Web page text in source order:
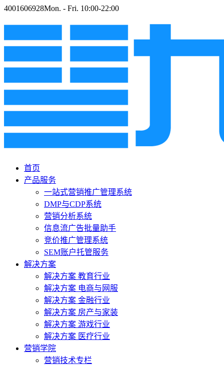
4001606928Mon. - Fri. 10:00-22:00
首页
产品服务
一站式营销推广管理系统
DMP与CDP系统
营销分析系统
信息流广告批量助手
竞价推广管理系统
SEM账户托管服务
解决方案
解决方案 教育行业
解决方案 电商与网服
解决方案 金融行业
解决方案 房产与家装
解决方案 游戏行业
解决方案 医疗行业
营销学院
营销技术专栏